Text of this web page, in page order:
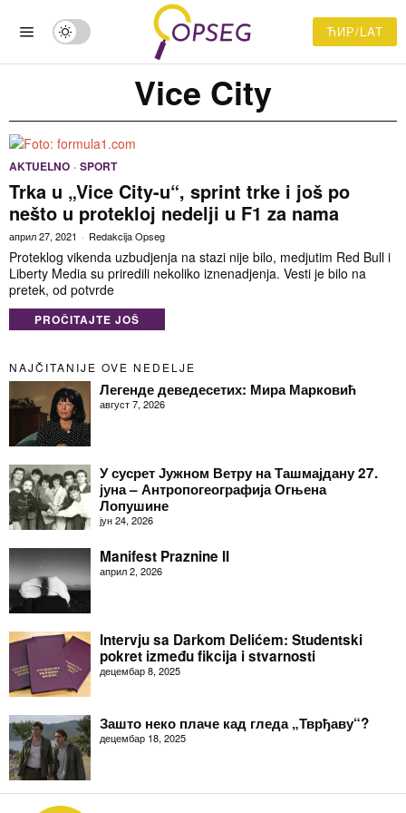
ЋИР/LAT
Vice City
AKTUELNO · SPORT
Trka u „Vice City-u“, sprint trke i još po
nešto u protekloj nedelji u F1 za nama
април 27, 2021 Redakcija Opseg
Proteklog vikenda uzbudjenja na stazi nije bilo, medjutim Red Bull i
Liberty Media su priredili nekoliko iznenadjenja. Vesti je bilo na
pretek, od potvrde
PROČITAJTE JOŠ
NAJČITANIJE OVE NEDELJE
Легенде деведесетих: Мира Марковић
август 7, 2026
У сусрет Јужном Ветру на Ташмајдану 27.
јуна – Антропогеографија Огњена
Лопушине
јун 24, 2026
Manifest Praznine II
април 2, 2026
Intervju sa Darkom Delićem: Studentski
pokret između fikcija i stvarnosti
децембар 8, 2025
Зашто неко плаче кад гледа „Тврђаву“?
децембар 18, 2025